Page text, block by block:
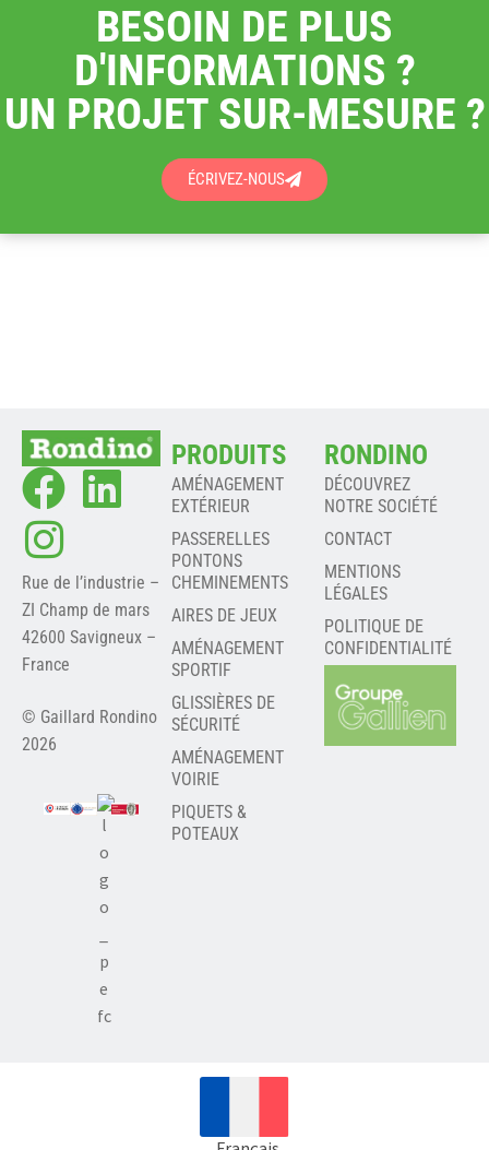
BESOIN DE PLUS
D'INFORMATIONS ?
UN PROJET SUR-MESURE ?
ÉCRIVEZ-NOUS
Rue de l’industrie –
ZI Champ de mars
42600 Savigneux –
France
© Gaillard Rondino
2026
PRODUITS
AMÉNAGEMENT
EXTÉRIEUR
PASSERELLES
PONTONS
CHEMINEMENTS
AIRES DE JEUX
AMÉNAGEMENT
SPORTIF
GLISSIÈRES DE
SÉCURITÉ
AMÉNAGEMENT
VOIRIE
PIQUETS &
POTEAUX
RONDINO
DÉCOUVREZ
NOTRE SOCIÉTÉ
CONTACT
MENTIONS
LÉGALES
POLITIQUE DE
CONFIDENTIALITÉ